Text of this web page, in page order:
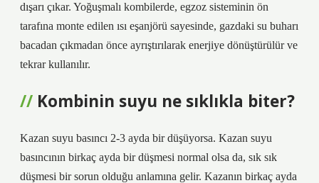
dışarı çıkar. Yoğuşmalı kombilerde, egzoz sisteminin ön
tarafına monte edilen ısı eşanjörü sayesinde, gazdaki su buharı
bacadan çıkmadan önce ayrıştırılarak enerjiye dönüştürülür ve
tekrar kullanılır.
Kombinin suyu ne sıklıkla biter?
Kazan suyu basıncı 2-3 ayda bir düşüyorsa. Kazan suyu
basıncının birkaç ayda bir düşmesi normal olsa da, sık sık
düşmesi bir sorun olduğu anlamına gelir. Kazanın birkaç ayda